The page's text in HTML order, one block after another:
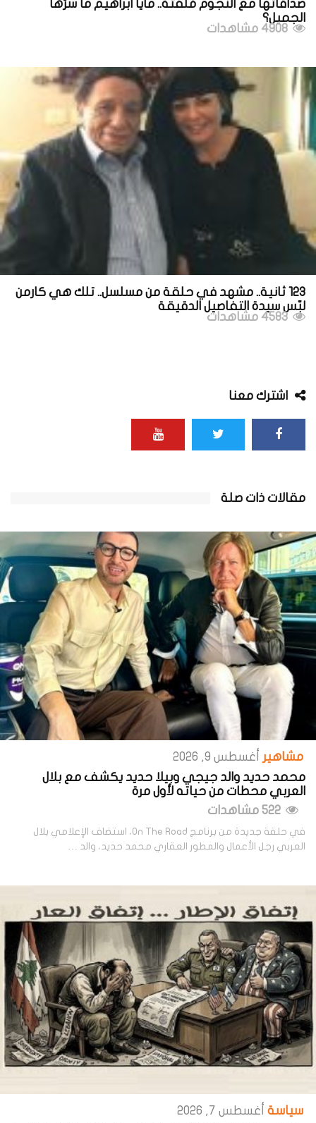
صداقاتها مع النجوم مُلفتة.. مايا ابراهيم ما سرّها
الجميل؟
123 ثانية.. مشهد في حلقة من مسلسل.. تلك هي كارمن
لبّس سيدة التفاصيل الدقيقة
اشترك معنا
مقالات ذات صلة
مشاهير
أغسطس 9, 2026
محمد حديد والد جيجي وبيلا حديد يكشف مع بلال
العربي محطات من حياته لأول مرة
في حلقة جديدة من برنامج On The Road، استضاف الإعلامي بلال
العربي رجل الأعمال والمطور العقاري محمد حديد، والد …
سياسة أغسطس 7, 2026